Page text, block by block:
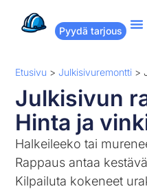
Pyydä tarjous
Etusivu > Julkisivuremontti >
Julkisivun
Hinta ja
Halkeileeko tai
Rappaus antaa
Kilpailuta kokeneet